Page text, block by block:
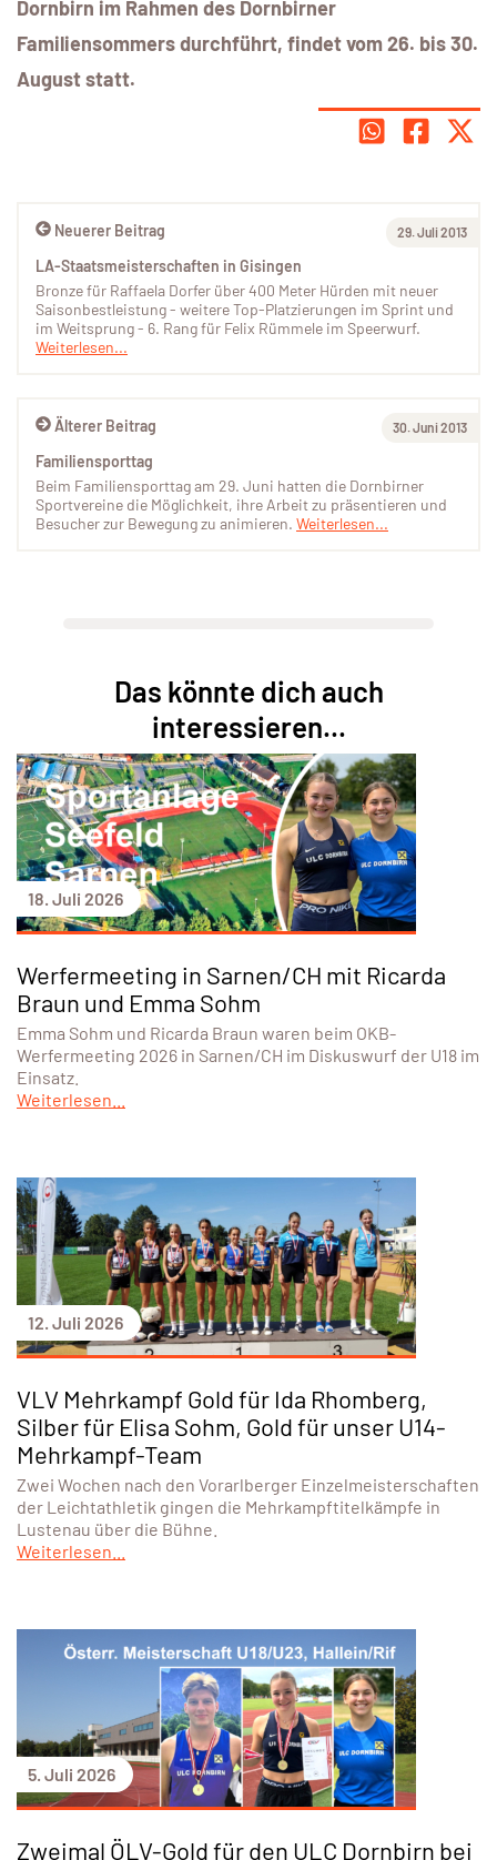
Dornbirn im Rahmen des Dornbirner
Familiensommers durchführt, findet vom 26. bis 30.
August statt.
Älterer Beitrag 30. Juni 2013
Familiensporttag
Beim Familiensporttag am 29. Juni hatten die Dornbirner
Sportvereine die Möglichkeit, ihre Arbeit zu präsentieren und
Besucher zur Bewegung zu animieren. Weiterlesen...
Neuerer Beitrag 29. Juli 2013
LA-Staatsmeisterschaften in Gisingen
Bronze für Raffaela Dorfer über 400 Meter Hürden mit neuer
Saisonbestleistung - weitere Top-Platzierungen im Sprint und
im Weitsprung - 6. Rang für Felix Rümmele im Speerwurf.
Weiterlesen...
Das könnte dich auch
interessieren...
18. Juli 2026
Werfermeeting in Sarnen/CH mit Ricarda
Braun und Emma Sohm
Emma Sohm und Ricarda Braun waren beim OKB-
Werfermeeting 2026 in Sarnen/CH im Diskuswurf der U18 im
Einsatz.
Weiterlesen...
12. Juli 2026
VLV Mehrkampf Gold für Ida Rhomberg,
Silber für Elisa Sohm, Gold für unser U14-
Mehrkampf-Team
Zwei Wochen nach den Vorarlberger Einzelmeisterschaften
der Leichtathletik gingen die Mehrkampftitelkämpfe in
Lustenau über die Bühne.
Weiterlesen...
5. Juli 2026
Zweimal ÖLV-Gold für den ULC Dornbirn bei